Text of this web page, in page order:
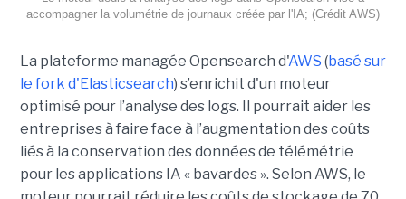
accompagner la volumétrie de journaux créée par l'IA; (Crédit AWS)
La plateforme managée Opensearch d'AWS (basé sur
le fork d'Elasticsearch) s’enrichit d'un moteur
optimisé pour l’analyse des logs. Il pourrait aider les
entreprises à faire face à l’augmentation des coûts
liés à la conservation des données de télémétrie
pour les applications IA « bavardes ». Selon AWS, le